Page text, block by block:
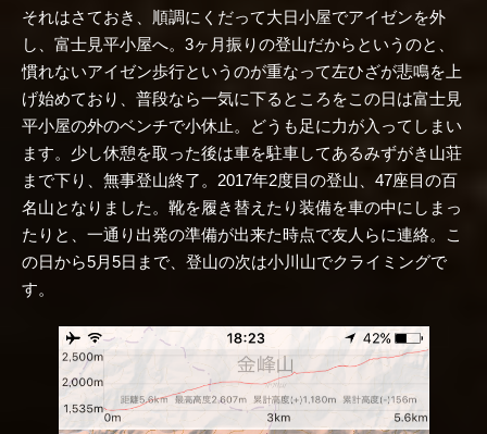
それはさておき、順調にくだって大日小屋でアイゼンを外
し、富士見平小屋へ。3ヶ月振りの登山だからというのと、
慣れないアイゼン歩行というのが重なって左ひざが悲鳴を上
げ始めており、普段なら一気に下るところをこの日は富士見
平小屋の外のベンチで小休止。どうも足に力が入ってしまい
ます。少し休憩を取った後は車を駐車してあるみずがき山荘
まで下り、無事登山終了。2017年2度目の登山、47座目の百
名山となりました。靴を履き替えたり装備を車の中にしまっ
たりと、一通り出発の準備が出来た時点で友人らに連絡。こ
の日から5月5日まで、登山の次は小川山でクライミングで
す。